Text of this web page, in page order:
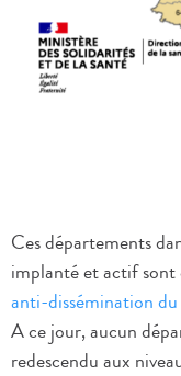
Ces départements
implanté et actif sont
anti-dissémination
A ce jour, aucun
redescendu aux